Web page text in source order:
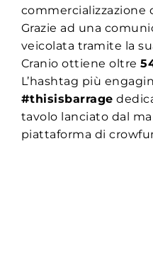
commercializzazione
Grazie ad una
veicolata tramite la
Cranio ottiene oltre
L’hashtag più
#thisisbarrage
tavolo lanciato dal
piattaforma di